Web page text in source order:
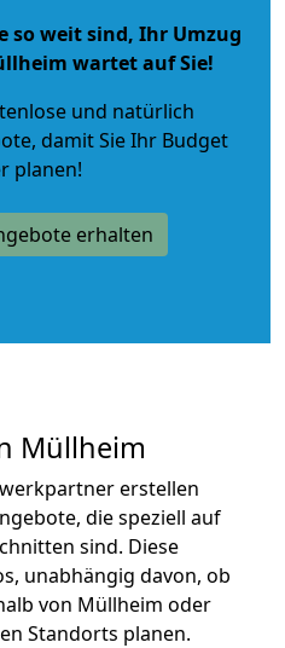
so weit sind, Ihr Umzug
wartet auf Sie!
und natürlich
, damit Sie Ihr Budget
planen!
erhalten
Müllheim
erstellen
die speziell auf
sind. Diese
unabhängig davon, ob
von Müllheim oder
Standorts planen.